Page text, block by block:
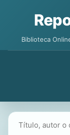
Biblioteca